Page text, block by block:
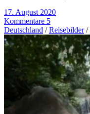
17. August 2020
Kommentare 5
Deutschland /Reisebilder/